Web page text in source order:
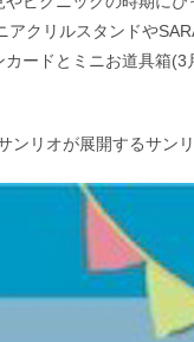
クリルスタンドや
ードとミニお道具箱
リオが展開するサン